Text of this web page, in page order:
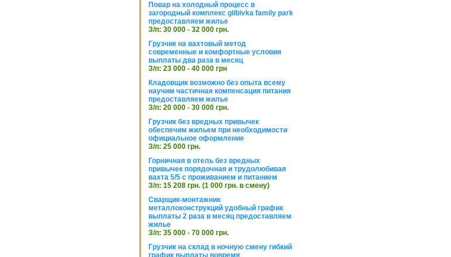
Повар на холодный процесс в
загородный комплекс glibivka family park
предоставляем жилье
З/п: 30 000 - 32 000 грн.
Грузчик на вахтовый метод
современные и комфортные условия
выплаты два раза в месяц
З/п: 23 000 - 40 000 грн
Кладовщик возможно без опыта всему
научим частичная компенсация питания
предоставляем жилье
З/п: 20 000 - 30 000 грн.
Грузчик без вредных привычек
обеспечим жильем при необходимости
официальное оформление
З/п: 25 000 грн.
Горничная в отель без вредных
привычек порядочная и трудолюбивая
вахта 5/5 с проживанием и питанием
З/п: 15 208 грн. (1 000 грн. в смену)
Сварщик-монтажник
металлоконструкций удобный график
выплаты 2 раза в месяц предоставляем
жилье
З/п: 35 000 - 70 000 грн.
Грузчик на склад в ночную смену гибкий
график выплаты вовремя